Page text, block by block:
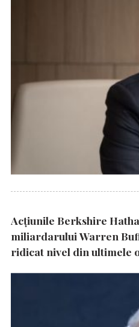
Acțiunile Berkshire
miliardarului Warren
ridicat nivel din ultimele